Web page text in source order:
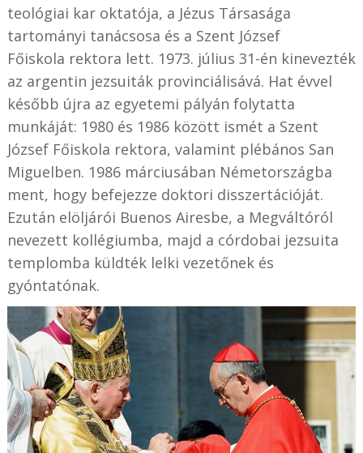
teológiai kar oktatója, a Jézus Társasága
tartományi tanácsosa és a Szent József
Főiskola rektora lett. 1973. július 31-én kinevezték
az argentin jezsuiták provinciálisává. Hat évvel
később újra az egyetemi pályán folytatta
munkáját: 1980 és 1986 között ismét a Szent
József Főiskola rektora, valamint plébános San
Miguelben. 1986 márciusában Németországba
ment, hogy befejezze doktori disszertációját.
Ezután elöljárói Buenos Airesbe, a Megváltóról
nevezett kollégiumba, majd a córdobai jezsuita
templomba küldték lelki vezetőnek és
gyóntatónak.